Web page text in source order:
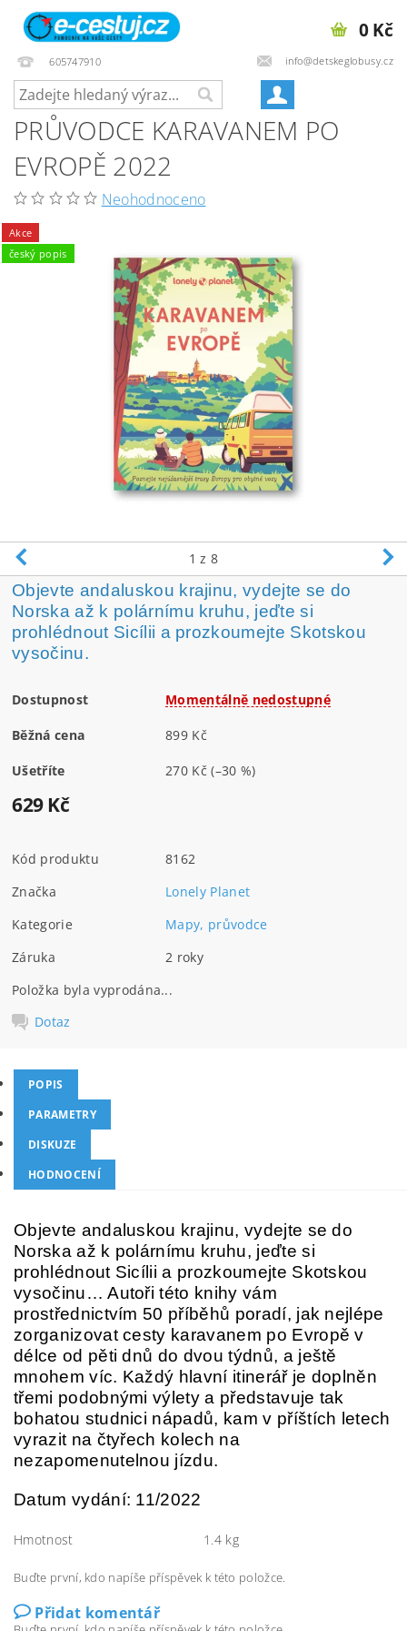
605747910 info@detskeglobusy.cz
0 Kč
PRŮVODCE KARAVANEM PO
EVROPĚ 2022
Neohodnoceno
Akce
český popis
1 z 8
Objevte andaluskou krajinu, vydejte se do
Norska až k polárnímu kruhu, jeďte si
prohlédnout Sicílii a prozkoumejte Skotskou
vysočinu.
Dostupnost Momentálně nedostupné
Běžná cena 899 Kč
Ušetříte 270 Kč(–30 %)
629 Kč
Kód produktu
8162
Značka
Lonely Planet
Kategorie
Mapy, průvodce
Záruka
2 roky
Položka byla vyprodána...
Dotaz
POPIS
PARAMETRY
DISKUZE
HODNOCENÍ
Objevte andaluskou krajinu, vydejte se do
Norska až k polárnímu kruhu, jeďte si
prohlédnout Sicílii a prozkoumejte Skotskou
vysočinu… Autoři této knihy vám
prostřednictvím 50 příběhů poradí, jak nejlépe
zorganizovat cesty karavanem po Evropě v
délce od pěti dnů do dvou týdnů, a ještě
mnohem víc. Každý hlavní itinerář je doplněn
třemi podobnými výlety a představuje tak
bohatou studnici nápadů, kam v příštích letech
vyrazit na čtyřech kolech na
nezapomenutelnou jízdu.
Datum vydání: 11/2022
Hmotnost 1.4 kg
Buďte první, kdo napíše příspěvek k této položce.
Přidat komentář